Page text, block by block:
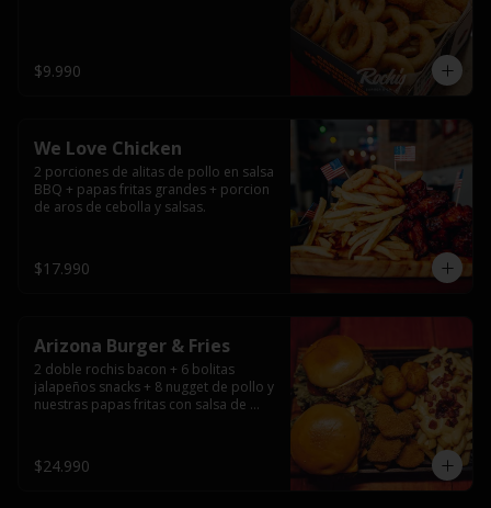
$9.990
We Love Chicken
2 porciones de alitas de pollo en salsa
BBQ + papas fritas grandes + porcion
de aros de cebolla y salsas.
$17.990
Arizona Burger & Fries
2 doble rochis bacon + 6 bolitas
jalapeños snacks + 8 nugget de pollo y
nuestras papas fritas con salsa de
$24.990